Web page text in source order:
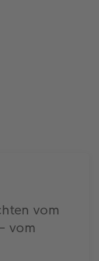
vom
vom